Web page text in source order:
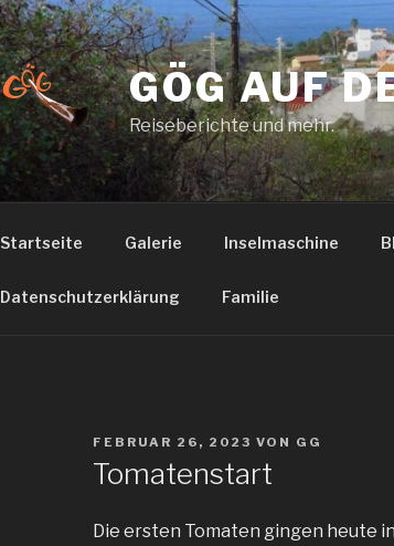
GÖG AUF
Reiseberichte und mehr.
Startseite Galerie Inselmaschine
Datenschutzerklärung Familie
VERÖFFENTLICHT
FEBRUAR 26, 2023 VON GG
Tomatenstart
Die ersten Tomaten gingen heute